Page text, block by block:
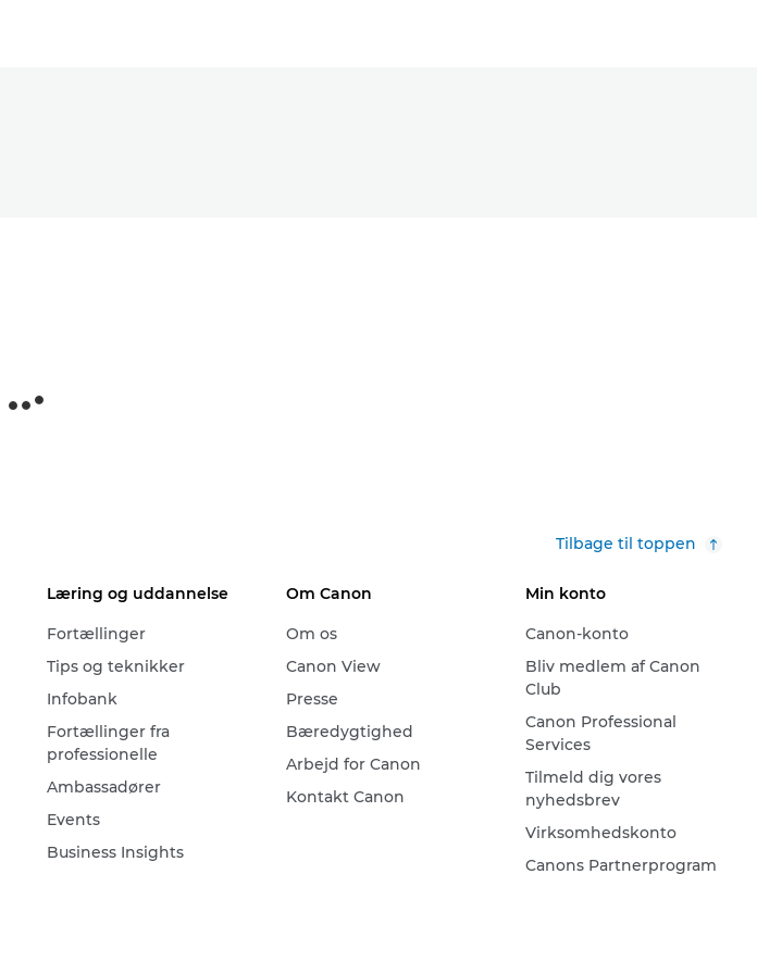
Tilbage til toppen
Læring og uddannelse
Fortællinger
Tips og teknikker
Infobank
Fortællinger fra
professionelle
Ambassadører
Events
Business Insights
Om Canon
Om os
Canon View
Presse
Bæredygtighed
Arbejd for Canon
Kontakt Canon
Min konto
Canon-konto
Bliv medlem af Canon
Club
Canon Professional
Services
Tilmeld dig vores
nyhedsbrev
Virksomhedskonto
Canons Partnerprogram